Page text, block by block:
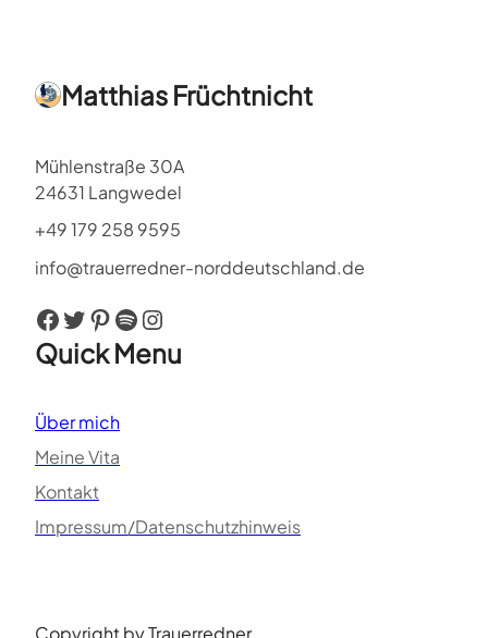
Matthias Früchtnicht
Mühlenstraße 30A
24631 Langwedel
+49 179 258 9595
info@trauerredner-norddeutschland.de
Facebook Twitter Pinterest Spotify Instagram
Quick Menu
Über mich
Meine Vita
Kontakt
Impressum/Datenschutzhinweis
Copyright by Trauerredner